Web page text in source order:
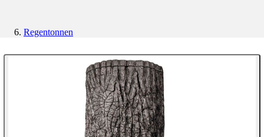
Regentonnen